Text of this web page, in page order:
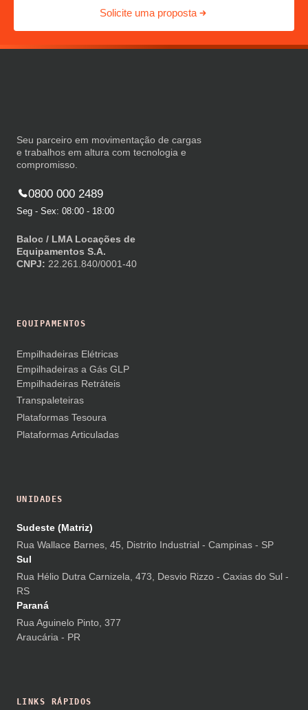
Solicite uma proposta
Seu parceiro em movimentação de cargas
e trabalhos em altura com tecnologia e
compromisso.
0800 000 2489
Seg - Sex: 08:00 - 18:00
Baloc / LMA Locações de
Equipamentos S.A.
CNPJ: 22.261.840/0001-40
EQUIPAMENTOS
Empilhadeiras Elétricas
Empilhadeiras a Gás GLP
Empilhadeiras Retráteis
Transpaleteiras
Plataformas Tesoura
Plataformas Articuladas
UNIDADES
Sudeste (Matriz)
Rua Wallace Barnes, 45, Distrito Industrial - Campinas - SP
Sul
Rua Hélio Dutra Carnizela, 473, Desvio Rizzo - Caxias do Sul -
RS
Paraná
Rua Aguinelo Pinto, 377
Araucária - PR
LINKS RÁPIDOS